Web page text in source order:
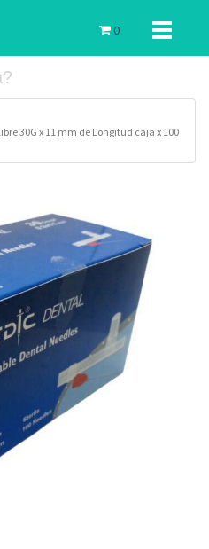
Toggle
0
30G x 11 mm de Longitud caja x 100